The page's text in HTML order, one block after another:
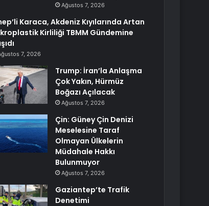
Ağustos 7, 2026
Karaca, Akdeniz Kıyılarında Artan
Kirliliği TBMM Gündemine
7, 2026
Trump: İran’la Anlaşma
Çok Yakın, Hürmüz
Boğazı Açılacak
Ağustos 7, 2026
Çin: Güney Çin Denizi
Meselesine Taraf
Olmayan Ülkelerin
Müdahale Hakkı
Bulunmuyor
Ağustos 7, 2026
Gaziantep’te Trafik
Denetimi